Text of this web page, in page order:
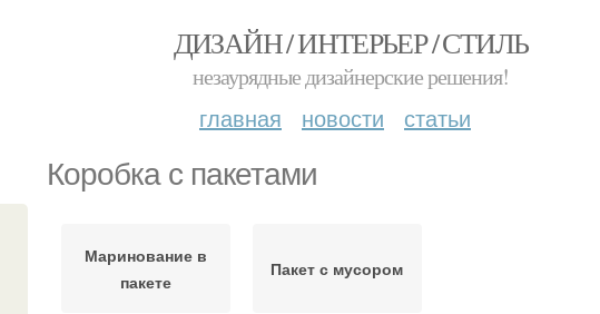
ДИЗАЙН / ИНТЕРЬЕР / СТИЛЬ
незаурядные дизайнерские решения!
главная новости статьи
Коробка с пакетами
Маринование в
пакете
Пакет с мусором